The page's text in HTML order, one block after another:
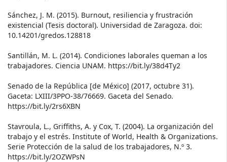
Sánchez, J. M. (2015). Burnout, resiliencia y frustración
existencial (Tesis doctoral). Universidad de Zaragoza. doi:
10.14201/gredos.128818
Santillán, M. L. (2014). Condiciones laborales queman a los
trabajadores. Ciencia UNAM. https://bit.ly/38d4Ty2
Senado de la República [de México] (2017, octubre 31).
Gaceta: LXIII/3PPO-38/76669. Gaceta del Senado.
https://bit.ly/2rs6XBN
Stavroula, L., Griffiths, A. y Cox, T. (2004). La organización del
trabajo y el estrés. Institute of World, Health & Organizations.
Serie Protección de la salud de los trabajadores, N.º 3.
https://bit.ly/2OZWPsN